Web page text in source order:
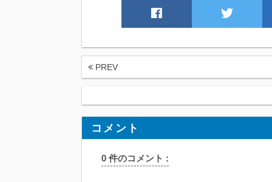
PREV
コメント
0 件のコメント :